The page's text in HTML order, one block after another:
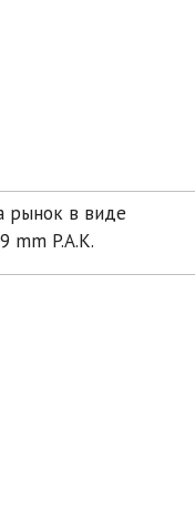
рынок в виде
mm P.A.K.